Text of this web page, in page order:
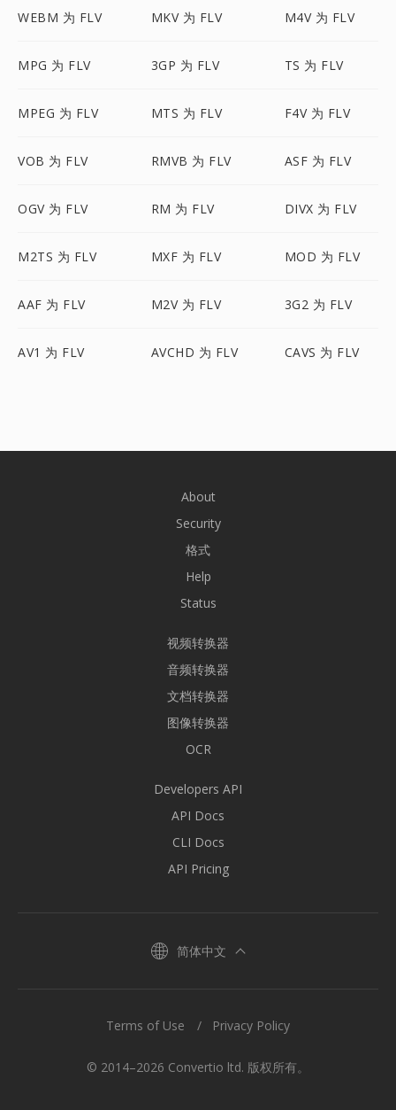
WEBM 为 FLV MKV 为 FLV M4V 为 FLV
MPG 为 FLV 3GP 为 FLV TS 为 FLV
MPEG 为 FLV MTS 为 FLV F4V 为 FLV
VOB 为 FLV RMVB 为 FLV ASF 为 FLV
OGV 为 FLV RM 为 FLV DIVX 为 FLV
M2TS 为 FLV MXF 为 FLV MOD 为 FLV
AAF 为 FLV M2V 为 FLV 3G2 为 FLV
AV1 为 FLV AVCHD 为 FLV CAVS 为 FLV
About
Security
格式
Help
Status
视频转换器
音频转换器
文档转换器
图像转换器
OCR
Developers API
API Docs
CLI Docs
API Pricing
简体中文
© 2014–2026 Convertio ltd. 版权所有。
Terms of Use Privacy Policy